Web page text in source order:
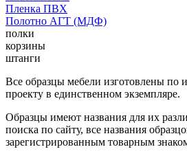
Пленка ПВХ
Полотно АГТ (МДФ)
полки
корзины
штанги
Все образцы мебели изготовлены по
проекту в единственном экземпляре.
Образцы имеют названия для их
поиска по сайту, все названия
зарегистрированным товарным